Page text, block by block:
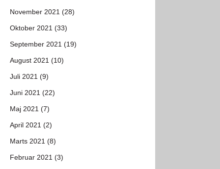
November 2021 (28)
Oktober 2021 (33)
September 2021 (19)
August 2021 (10)
Juli 2021 (9)
Juni 2021 (22)
Maj 2021 (7)
April 2021 (2)
Marts 2021 (8)
Februar 2021 (3)